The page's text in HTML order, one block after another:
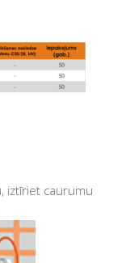
iztīriet caurumu